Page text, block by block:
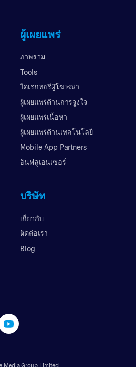
ผู้เผยแพร่
ภาพรวม
Tools
ไดเรกทอรีผู้โฆษณา
ผู้เผยแพร่ด้านการจูงใจ
ผู้เผยแพร่เนื้อหา
ผู้เผยแพร่ด้านเทคโนโลยี
Mobile App Partners
อินฟลูเอนเซอร์
บริษัท
เกี่ยวกับ
ติดต่อเรา
Blog
Media Group Limited